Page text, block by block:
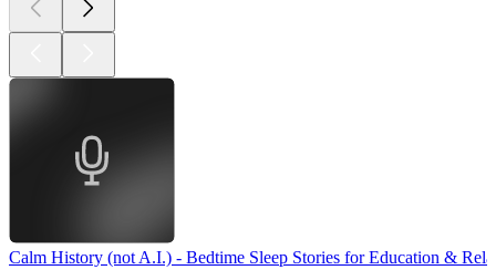
Calm History (not A.I.) - Bedtime Sleep Stories for Education &